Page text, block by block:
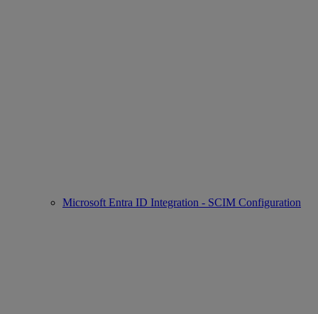
Microsoft Entra ID Integration - SCIM Configuration